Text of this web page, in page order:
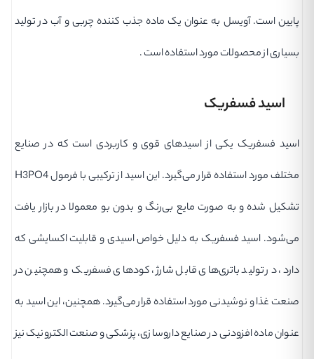
پایین است. آویسل به عنوان یک ماده جذب کننده چربی و آب در تولید
بسیاری از محصولات مورد استفاده است .
اسید فسفریک
اسید فسفریک یکی از اسیدهای قوی و کاربردی است که در صنایع
مختلف مورد استفاده قرار می‌گیرد. این اسید از ترکیبی با فرمول H3PO4
تشکیل شده و به صورت مایع بی‌رنگ و بدون بو معمولا در بازار یافت
می‌شود. اسید فسفریک به دلیل خواص اسیدی و قابلیت اکسایشی که
دارد، در تولید باتری‌های قابل شارژ، کودهای فسفریک و همچنین در
صنعت غذا و نوشیدنی مورد استفاده قرار می‌گیرد. همچنین، این اسید به
عنوان ماده افزودنی در صنایع داروسازی، پزشکی و صنعت الکترونیک نیز